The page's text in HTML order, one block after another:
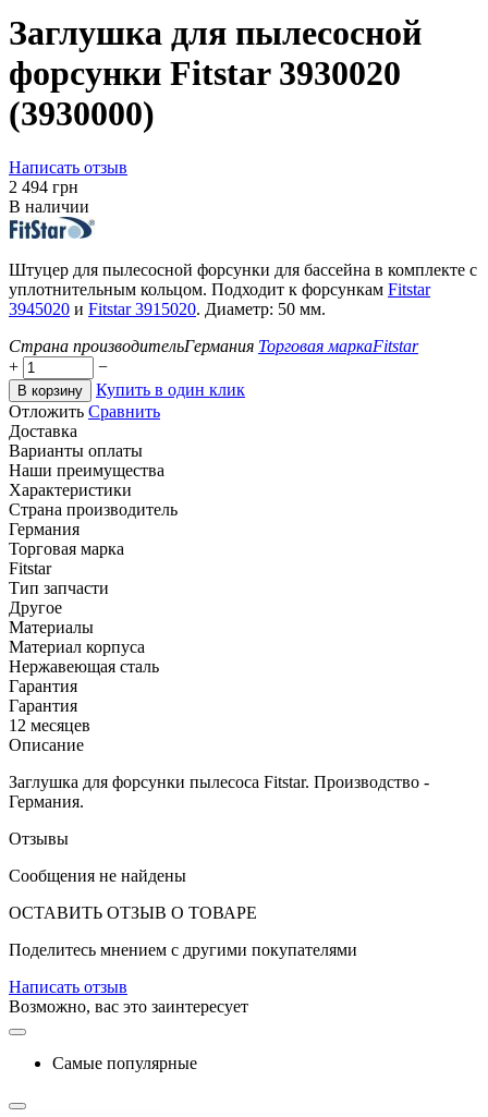
Заглушка для пылесосной
форсунки Fitstar 3930020
(3930000)
Написать отзыв
‍2 494‍ грн
В наличии
Штуцер для пылесосной форсунки для бассейна в комплекте с
уплотнительным кольцом. Подходит к форсункам Fitstar
3945020 и Fitstar 3915020. Диаметр: 50 мм.
Страна производительГермания Торговая маркаFitstar
+
−
В корзину
Купить в один клик
Отложить Сравнить
Доставка
Варианты оплаты
Наши преимущества
Характеристики
Страна производитель
Германия
Торговая марка
Fitstar
Тип запчасти
Другое
Материалы
Материал корпуса
Нержавеющая сталь
Гарантия
Гарантия
12 месяцев
Описание
Заглушка для форсунки пылесоса Fitstar. Производство -
Германия.
Отзывы
Сообщения не найдены
ОСТАВИТЬ ОТЗЫВ О ТОВАРЕ
Поделитесь мнением с другими покупателями
Написать отзыв
Возможно, вас это заинтересует
Самые популярные